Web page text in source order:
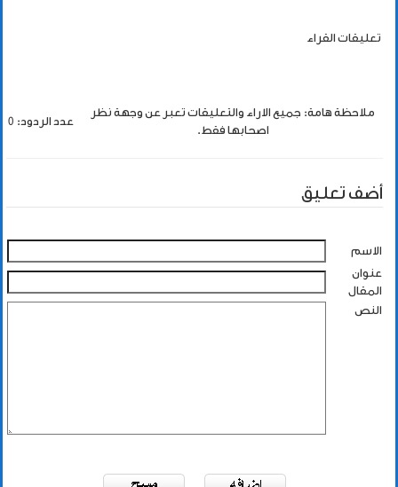
تعليقات القراء
ملاحظة هامة: جميع الاراء والتعليقات تعبر عن وجهة نظر
اصحابها فقط.
عدد الردود: 0
أضف تعليق
الاسم
عنوان
المقال
النص